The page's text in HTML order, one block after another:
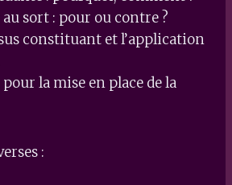
au sort : pour ou contre ?
constituant et l’application
pour la mise en place de la
: